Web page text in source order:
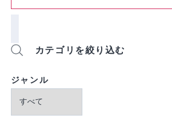
カテゴリを絞り込む
ジャンル